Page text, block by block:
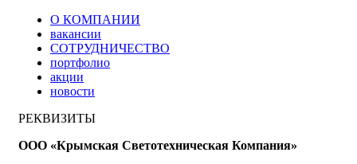
О КОМПАНИИ
вакансии
СОТРУДНИЧЕСТВО
портфолио
акции
новости
РЕКВИЗИТЫ
ООО «Крымская Светотехническая Компания»